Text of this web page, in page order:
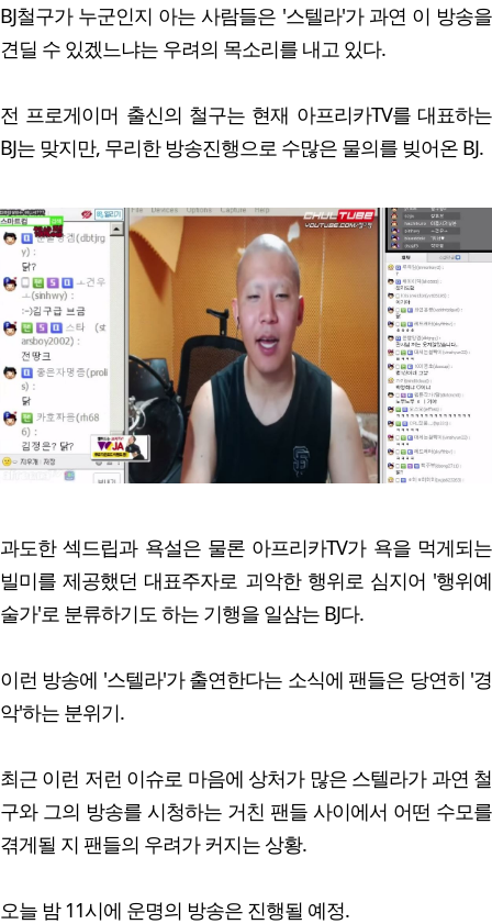
BJ철구가 누군인지 아는 사람들은 '스텔라'가 과연 이 방송을
견딜 수 있겠느냐는 우려의 목소리를 내고 있다.
전 프로게이머 출신의 철구는 현재 아프리카TV를 대표하는
BJ는 맞지만, 무리한 방송진행으로 수많은 물의를 빚어온 BJ.
과도한 섹드립과 욕설은 물론 아프리카TV가 욕을 먹게되는
빌미를 제공했던 대표주자로 괴악한 행위로 심지어 '행위예
술가'로 분류하기도 하는 기행을 일삼는 BJ다.
이런 방송에 '스텔라'가 출연한다는 소식에 팬들은 당연히 '경
악'하는 분위기.
최근 이런 저런 이슈로 마음에 상처가 많은 스텔라가 과연 철
구와 그의 방송를 시청하는 거친 팬들 사이에서 어떤 수모를
겪게될 지 팬들의 우려가 커지는 상황.
오늘 밤 11시에 운명의 방송은 진행될 예정.